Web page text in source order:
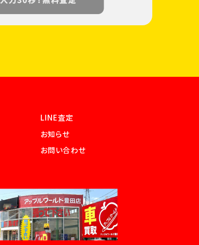
LINE査定
お知らせ
お問い合わせ